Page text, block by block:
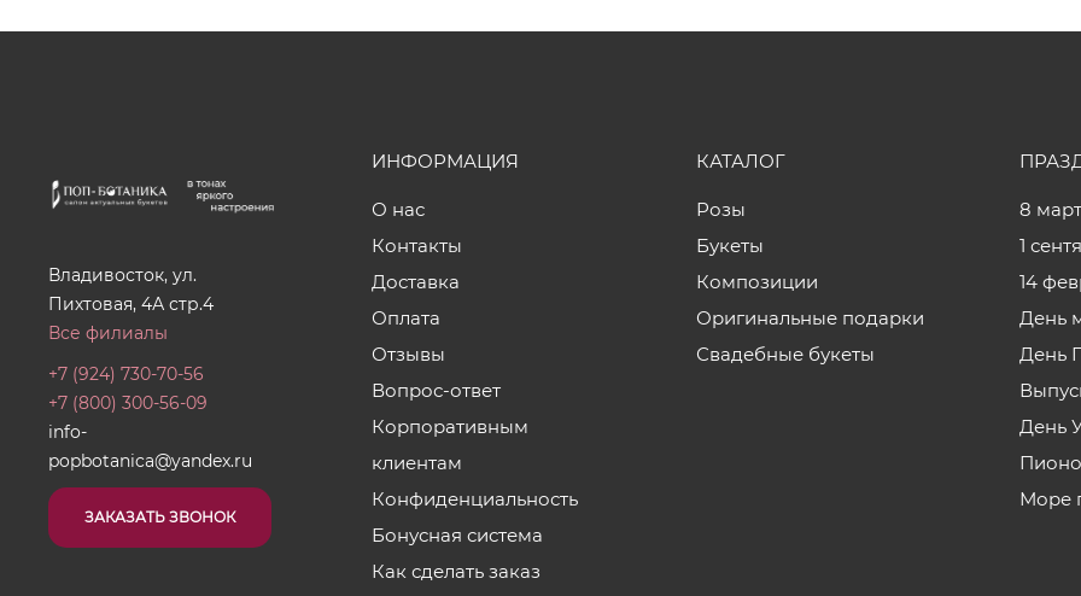
Владивосток, ул.
Пихтовая, 4А стр.4
Все филиалы
+7 (924) 730-70-56
+7 (800) 300-56-09
info-
popbotanica@yandex.ru
ЗАКАЗАТЬ ЗВОНОК
ИНФОРМАЦИЯ
О нас
Контакты
Доставка
Оплата
Отзывы
Вопрос-ответ
Корпоративным
клиентам
Конфиденциальность
Бонусная система
Как сделать заказ
КАТАЛОГ
Розы
Букеты
Композиции
Оригинальные подарки
Свадебные букеты
8
1
14
День
День
День
Море